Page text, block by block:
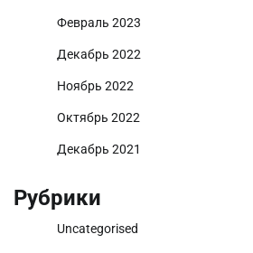
Февраль 2023
Декабрь 2022
Ноябрь 2022
Октябрь 2022
Декабрь 2021
Рубрики
Uncategorised